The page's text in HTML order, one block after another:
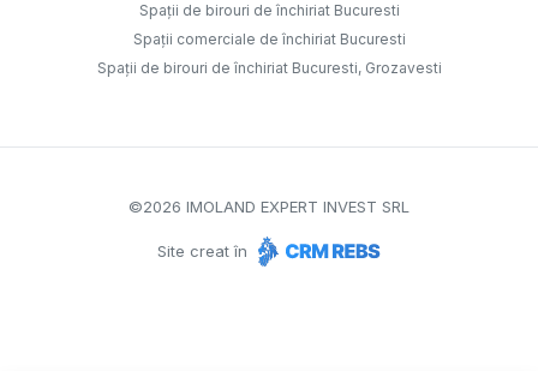
Spații de birouri de închiriat Bucuresti
Spații comerciale de închiriat Bucuresti
Spații de birouri de închiriat Bucuresti, Grozavesti
©2026 IMOLAND EXPERT INVEST SRL
Site creat în